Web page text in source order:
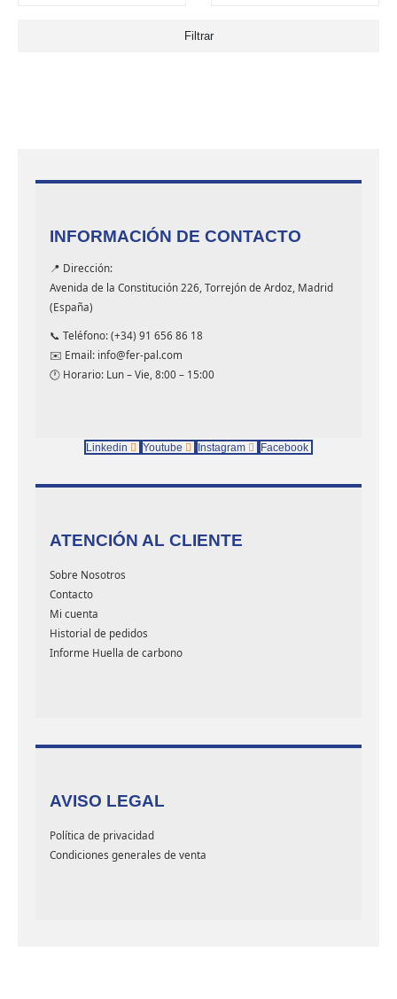
Filtrar
INFORMACIÓN DE CONTACTO
📍 Dirección:
Avenida de la Constitución 226, Torrejón de Ardoz, Madrid
(España)
📞 Teléfono: (+34) 91 656 86 18
✉️ Email: info@fer-pal.com
🕐 Horario: Lun – Vie, 8:00 – 15:00
Linkedin Youtube Instagram Facebook
ATENCIÓN AL CLIENTE
Sobre Nosotros
Contacto
Mi cuenta
Historial de pedidos
Informe Huella de carbono
AVISO LEGAL
Política de privacidad
Condiciones generales de venta